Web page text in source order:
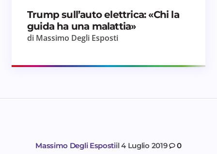
Trump sull’auto elettrica: «Chi la
guida ha una malattia»
di Massimo Degli Esposti
Massimo Degli Espostiil 4 Luglio 2019 0